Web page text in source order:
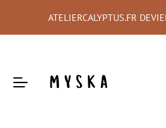
ATELIERCALYPTUS.FR